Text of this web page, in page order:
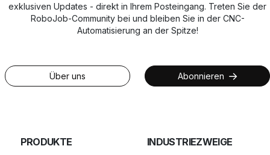
exklusiven Updates - direkt in Ihrem Posteingang. Treten Sie der
RoboJob-Community bei und bleiben Sie in der CNC-
Automatisierung an der Spitze!
Über uns Abonnieren
PRODUKTE INDUSTRIEZWEIGE